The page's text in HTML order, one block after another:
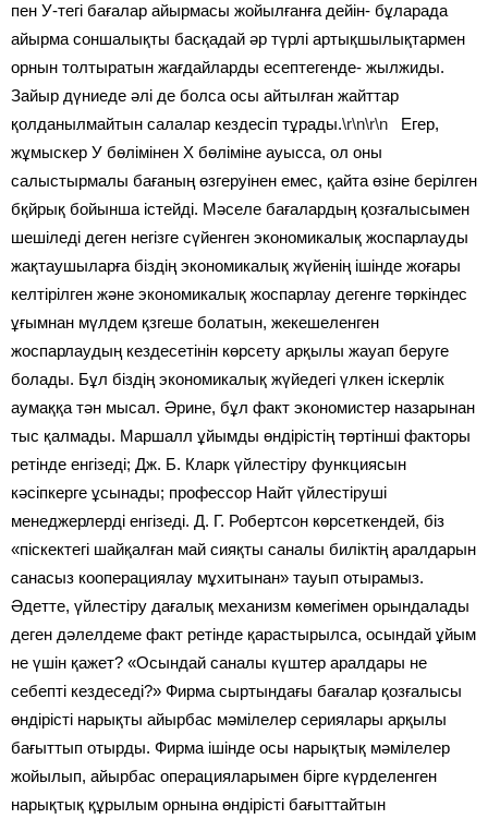
пен У-тегі бағалар айырмасы жойылғанға дейін- бұларада
айырма соншалықты басқадай әр түрлі артықшылықтармен
орнын толтыратын жағдайларды есептегенде- жылжиды.
Зайыр дүниеде әлі де болса осы айтылған жайттар
қолданылмайтын салалар кездесіп тұрады.\r\n\r\n Егер,
жұмыскер У бөлімінен Х бөліміне ауысса, ол оны
салыстырмалы бағаның өзгеруінен емес, қайта өзіне берілген
бқйрық бойынша істейді. Мәселе бағалардың қозғалысымен
шешіледі деген негізге сүйенген экономикалық жоспарлауды
жақтаушыларға біздің экономикалық жүйенің ішінде жоғары
келтірілген және экономикалық жоспарлау дегенге төркіндес
ұғымнан мүлдем қзгеше болатын, жекешеленген
жоспарлаудың кездесетінін көрсету арқылы жауап беруге
болады. Бұл біздің экономикалық жүйедегі үлкен іскерлік
аумаққа тән мысал. Әрине, бұл факт экономистер назарынан
тыс қалмады. Маршалл ұйымды өндірістің төртінші факторы
ретінде енгізеді; Дж. Б. Кларк үйлестіру функциясын
кәсіпкерге ұсынады; профессор Найт үйлестіруші
менеджерлерді енгізеді. Д. Г. Робертсон көрсеткендей, біз
«піскектегі шайқалған май сияқты саналы биліктің аралдарын
санасыз кооперациялау мұхитынан» тауып отырамыз.
Әдетте, үйлестіру дағалық механизм көмегімен орындалады
деген дәлелдеме факт ретінде қарастырылса, осындай ұйым
не үшін қажет? «Осындай саналы күштер аралдары не
себепті кездеседі?» Фирма сыртындағы бағалар қозғалысы
өндірісті нарықты айырбас мәмілелер сериялары арқылы
бағыттып отырды. Фирма ішінде осы нарықтық мәмілелер
жойылып, айырбас операцияларымен бірге күрделенген
нарықтық құрылым орнына өндірісті бағыттайтын